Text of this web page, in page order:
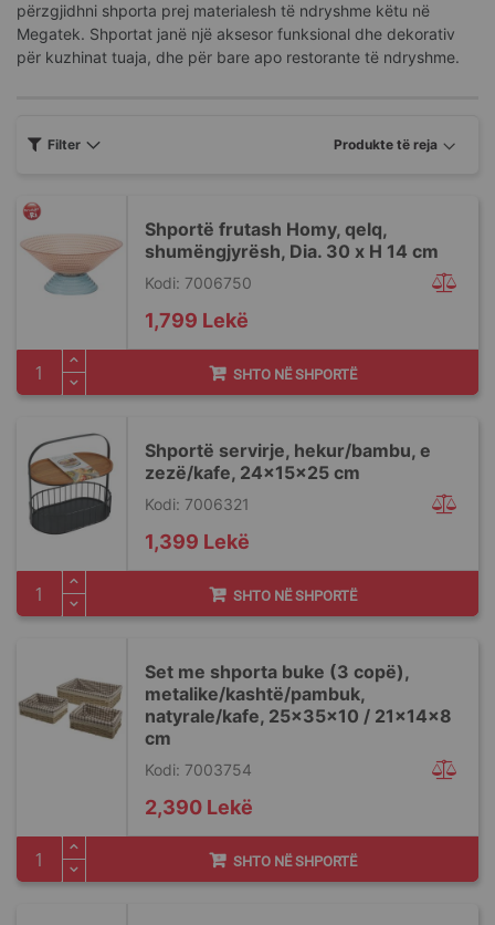
përzgjidhni shporta prej materialesh të ndryshme këtu në
Megatek. Shportat janë një aksesor funksional dhe dekorativ
për kuzhinat tuaja, dhe për bare apo restorante të ndryshme.
Shportë frutash Homy, qelq,
shumëngjyrësh, Dia. 30 x H 14 cm
Kodi: 7006750
1,799 Lekë
SHTO NË SHPORTË
Shportë servirje, hekur/bambu, e
zezë/kafe, 24x15x25 cm
Kodi: 7006321
1,399 Lekë
SHTO NË SHPORTË
Set me shporta buke (3 copë),
metalike/kashtë/pambuk,
natyrale/kafe, 25x35x10 / 21x14x8
cm
Kodi: 7003754
2,390 Lekë
SHTO NË SHPORTË
Filter